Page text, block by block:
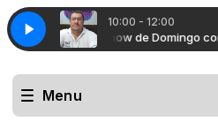
10:00 - 12:00
Ganske Show de Domingo com
Menu